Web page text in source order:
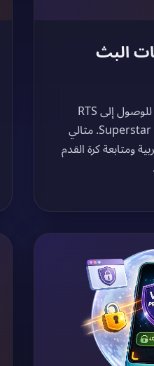
البث
خادم VPN الصربي مُحسّن للوصول إلى RTS
وPink TV وB92 وN1 وSuperstar TV. مثالي
ومتابعة كرة القدم